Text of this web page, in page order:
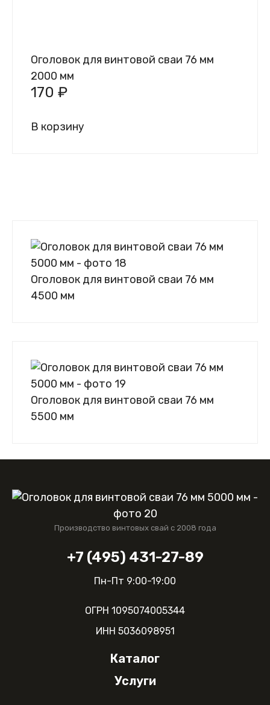
Оголовок для винтовой сваи 76 мм
2000 мм
170 ₽
В корзину
Оголовок для винтовой сваи 76 мм
4500 мм
Оголовок для винтовой сваи 76 мм
5500 мм
Производство винтовых свай с 2008 года
+7 (495) 431-27-89
Пн-Пт 9:00-19:00
ОГРН 1095074005344
ИНН 5036098951
Оплата и доставка
Каталог
Винтовые сваи 57мм
Услуги